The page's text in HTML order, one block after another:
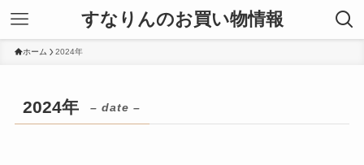
すなりんのお買い物情報
ホーム 2024年
2024年 – date –